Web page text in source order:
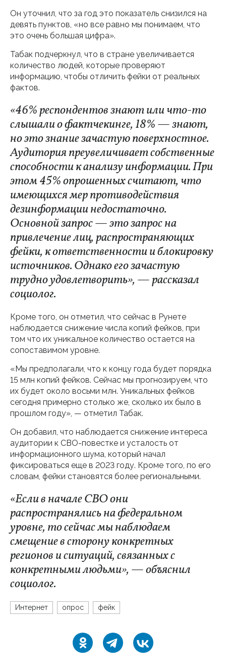
Он уточнил, что за год это показатель снизился на
девять пунктов, «но все равно мы понимаем, что
это очень большая цифра».
Табак подчеркнул, что в стране увеличивается
количество людей, которые проверяют
информацию, чтобы отличить фейки от реальных
фактов.
«46% респондентов знают или что-то
слышали о фактчекинге, 18% — знают,
но это знание зачастую поверхностное.
Аудитория преувеличивает собственные
способности к анализу информации. При
этом 45% опрошенных считают, что
имеющихся мер противодействия
дезинформации недостаточно.
Основной запрос — это запрос на
привлечение лиц, распространяющих
фейки, к ответственности и блокировку
источников. Однако его зачастую
трудно удовлетворить», — рассказал
социолог.
Кроме того, он отметил, что сейчас в Рунете
наблюдается снижение числа копий фейков, при
том что их уникальное количество остается на
сопоставимом уровне.
«Мы предполагали, что к концу года будет порядка
15 млн копий фейков. Сейчас мы прогнозируем, что
их будет около восьми млн. Уникальных фейков
сегодня примерно столько же, сколько их было в
прошлом году», — отметил Табак.
Он добавил, что наблюдается снижение интереса
аудитории к СВО-повестке и усталость от
информационного шума, который начал
фиксироваться еще в 2023 году. Кроме того, по его
словам, фейки становятся более региональными.
«Если в начале СВО они
распространялись на федеральном
уровне, то сейчас мы наблюдаем
смещение в сторону конкретных
регионов и ситуаций, связанных с
конкретными людьми», — объяснил
социолог.
Интернет опрос фейк